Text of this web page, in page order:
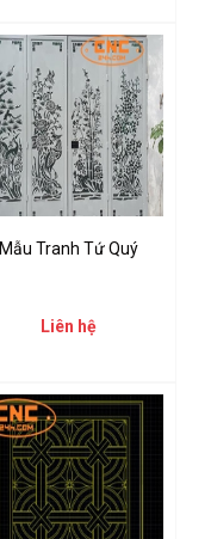
Mẫu Tranh Tứ Quý
Liên hệ